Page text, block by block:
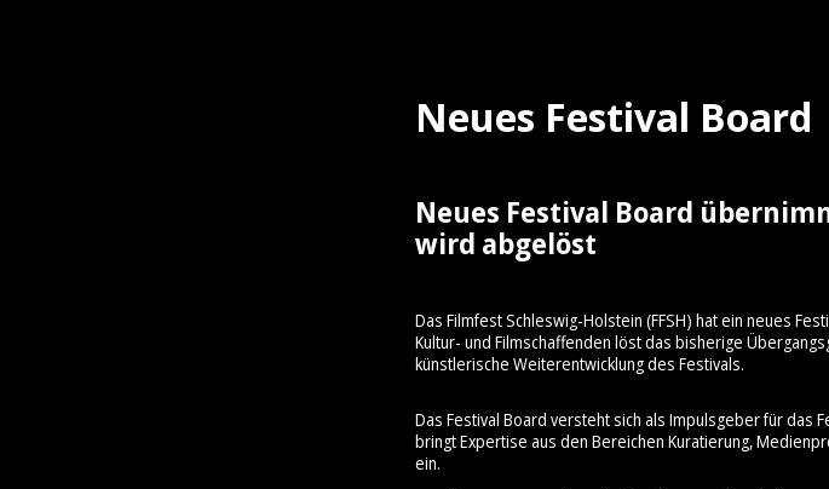
Neues Festival Board
Neues Festival Board
wird abgelöst
Das Filmfest Schleswig-Holstein (FFSH) hat ein neues
Kultur- und Filmschaffenden löst das bisherige
künstlerische Weiterentwicklung des Festivals.
Das Festival Board versteht sich als Impulsgeber für das
bringt Expertise aus den Bereichen Kuratierung,
ein.